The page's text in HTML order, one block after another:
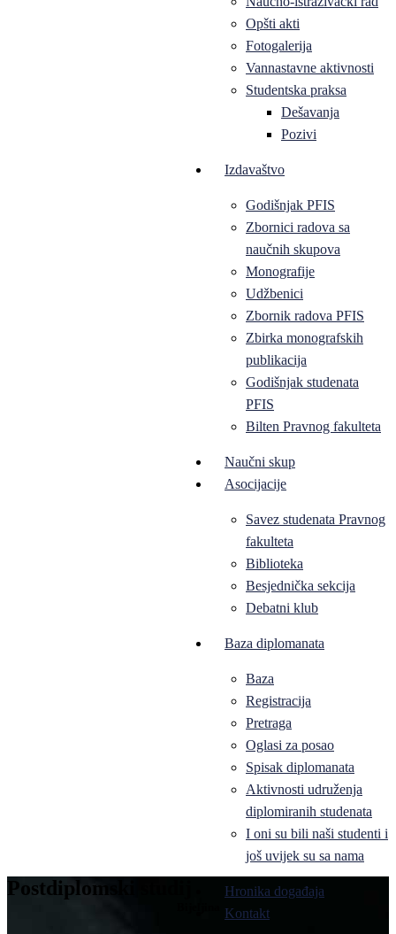
Opšti akti
Fotogalerija
Vannastavne aktivnosti
Studentska praksa
Dešavanja
Pozivi
Izdavaštvo
Godišnjak PFIS
Zbornici radova sa
naučnih skupova
Monografije
Udžbenici
Zbornik radova PFIS
Zbirka monografskih
publikacija
Godišnjak studenata
PFIS
Bilten Pravnog fakulteta
Naučni skup
Asocijacije
Savez studenata Pravnog
fakulteta
Biblioteka
Besjednička sekcija
Debatni klub
Baza diplomanata
Baza
Registracija
Pretraga
Oglasi za posao
Spisak diplomanata
Aktivnosti udruženja
diplomiranih studenata
I oni su bili naši studenti i
još uvijek su sa nama
Hronika događaja
Kontakt
Postdiplomski studij